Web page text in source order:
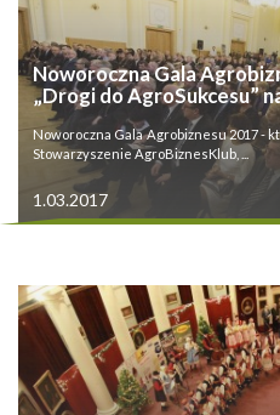
Noworoczna Gala
„Drogi do AgroSukcesu”
Noworoczna Gala Agrobiznesu 2017 -
Stowarzyszenie AgroBiznesKlub, ...
1.03.2017